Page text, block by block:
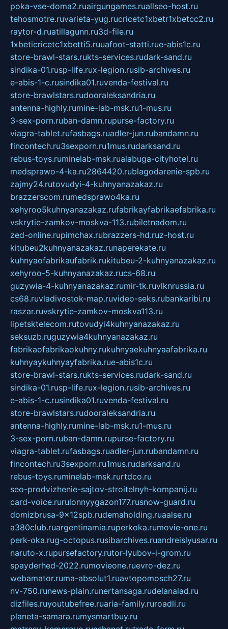
poka-vse-doma2.ruairgungames.ruallseo-host.ru
tehosmotre.ruvarieta-yug.rucricetc1xbetr1xbetcc2.ru
raytor-d.ruatillagunn.ru3d-file.ru
1xbeticricetc1xbetti5.ruuafoot-statti.rue-abis1c.ru
store-brawl-stars.rukts-services.rudark-sand.ru
sindika-01.rusp-life.rux-legion.rusib-archives.ru
e-abis-1-c.rusindika01.ruvenda-festival.ru
store-brawlstars.rudooraleksandria.ru
antenna-highly.rumine-lab-msk.ru1-mus.ru
3-sex-porn.ruban-damn.rupurse-factory.ru
viagra-tablet.rufasbags.ruadler-jun.rubandamn.ru
fincontech.ru3sexporn.ru1mus.rudarksand.ru
rebus-toys.ruminelab-msk.rualabuga-cityhotel.ru
medsprawo-4-ka.ru2864420.rublagodarenie-spb.ru
zajmy24.rutovudyi-4-kuhnyanazakaz.ru
brazzerscom.rumedsprawo4ka.ru
xehyroo5kuhnyanazakaz.rufabrikayfabrikaefabrika.ru
vskrytie-zamkov-moskva-113.rubiletnadom.ru
zed-online.rupimchax.rubrazzers-hd.ruz-host.ru
kitubeu2kuhnyanazakaz.runaperekate.ru
kuhnyaofabrikaufabrik.rukitubeu-2-kuhnyanazakaz.ru
xehyroo-5-kuhnyanazakaz.rucs-68.ru
guzywia-4-kuhnyanazakaz.rumir-tk.ruvlknrussia.ru
cs68.ruvladivostok-map.ruvideo-seks.rubankaribi.ru
raszar.ruvskrytie-zamkov-moskva113.ru
lipetsktelecom.rutovudyi4kuhnyanazakaz.ru
seksuzb.ruguzywia4kuhnyanazakaz.ru
fabrikaofabrikaokuhny.rukuhnyaekuhnyaafabrika.ru
kuhnyaykuhnyayfabrika.rue-abis1c.ru
store-brawl-stars.rukts-services.rudark-sand.ru
sindika-01.rusp-life.rux-legion.rusib-archives.ru
e-abis-1-c.rusindika01.ruvenda-festival.ru
store-brawlstars.rudooraleksandria.ru
antenna-highly.rumine-lab-msk.ru1-mus.ru
3-sex-porn.ruban-damn.rupurse-factory.ru
viagra-tablet.rufasbags.ruadler-jun.rubandamn.ru
fincontech.ru3sexporn.ru1mus.rudarksand.ru
rebus-toys.ruminelab-msk.rurtdco.ru
seo-prodvizhenie-sajtov-stroitelnyh-kompanij.ru
card-voice.rurulonnyygazon177.rusnow-guard.ru
domizbrusa-9x12spb.rudemaholding.ruaalse.ru
a380club.ruargentinamia.ruperkoka.rumovie-one.ru
perk-oka.rug-octopus.rusibarchives.ruandreislyusar.ru
naruto-x.rupursefactory.rutor-lyubov-i-grom.ru
spayderhed-2022.rumovieone.ruevro-dez.ru
webamator.ruma-absolut1.ruavtopomosch27.ru
nv-750.runews-plain.runertansaga.rudelanalad.ru
dizfiles.ruyoutubefree.ruaria-family.ruroadli.ru
planeta-samara.rumysmartbuy.ru